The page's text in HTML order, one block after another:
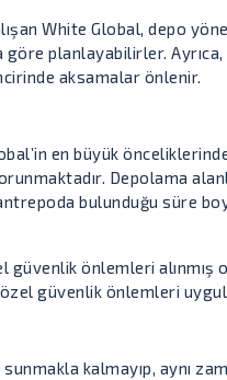
White Global, depo
planlayabilirler.
aksamalar önlenir.
en büyük
Depolama
bulunduğu süre
güvenlik önlemleri
güvenlik önlemleri
kalmayıp, aynı